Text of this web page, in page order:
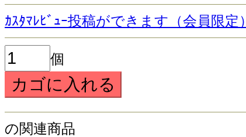
ｶｽﾀﾏﾚﾋﾞｭｰ投稿ができます（会員限定）
個
の関連商品